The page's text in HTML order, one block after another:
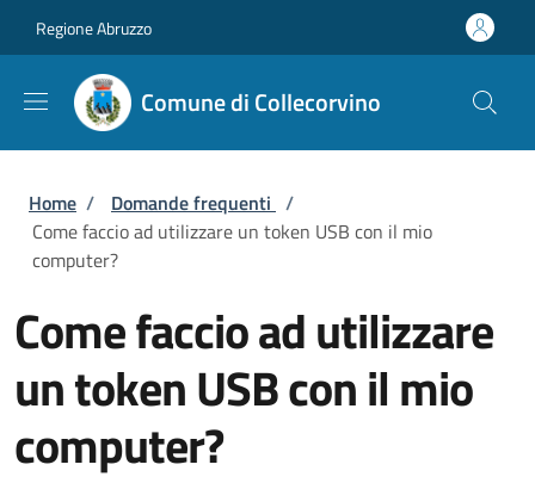
Regione Abruzzo
Comune di Collecorvino
Briciole di pane
Home / Domande frequenti /
Come faccio ad utilizzare un token USB con il mio
computer?
Come faccio ad utilizzare
un token USB con il mio
computer?